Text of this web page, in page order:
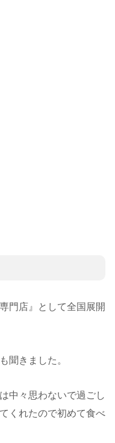
門店』として全国展開
聞きました。
中々思わないで過ごし
くれたので初めて食べ